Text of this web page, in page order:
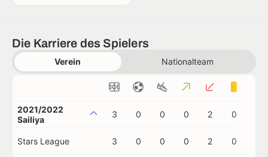
Die Karriere des Spielers
Verein Nationalteam
2021/2022
Sailiya
3 0 0 0 2 0
Stars League 3 0 0 0 2 0